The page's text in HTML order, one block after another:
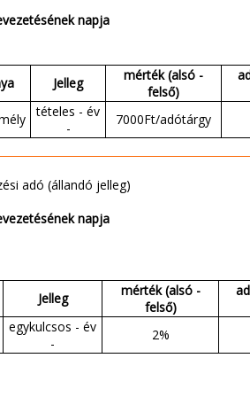
napja
Jelleg
mérték (alsó -
felső)
tételes - év
-
7000Ft/adótárgy
adó (állandó jelleg)
napja
Jelleg
mérték (alsó -
felső)
egykulcsos - év
-
2%